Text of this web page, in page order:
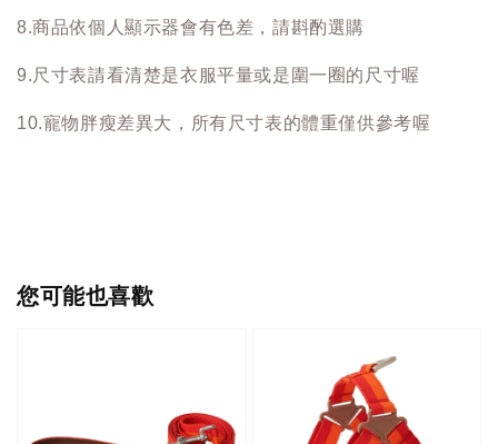
8.商品依個人顯示器會有色差，請斟酌選購
9.尺寸表請看清楚是衣服平量或是圍一圈的尺寸喔
10.寵物胖瘦差異大，所有尺寸表的體重僅供參考喔
您可能也喜歡